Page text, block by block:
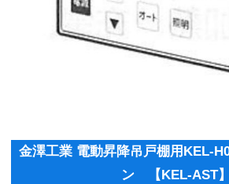
金澤工業 電動昇降吊戸棚用KEL-
ン 【KEL-AST】